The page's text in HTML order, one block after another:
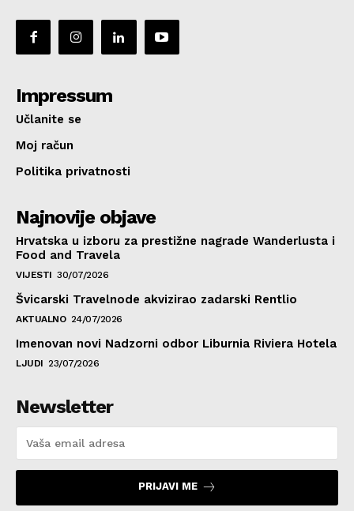
Impressum
Učlanite se
Moj račun
Politika privatnosti
Najnovije objave
Hrvatska u izboru za prestižne nagrade Wanderlusta i
Food and Travela
VIJESTI 30/07/2026
Švicarski Travelnode akvizirao zadarski Rentlio
AKTUALNO 24/07/2026
Imenovan novi Nadzorni odbor Liburnia Riviera Hotela
LJUDI 23/07/2026
Newsletter
PRIJAVI ME